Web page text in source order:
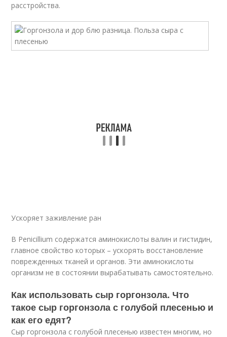
расстройства.
Ускоряет заживление ран
В Penicillium содержатся аминокислоты валин и гистидин,
главное свойство которых – ускорять восстановление
поврежденных тканей и органов. Эти аминокислоты
организм не в состоянии вырабатывать самостоятельно.
Как использовать сыр горгонзола. Что
такое сыр горгонзола с голубой плесенью и
как его едят?
Сыр горгонзола с голубой плесенью известен многим, но